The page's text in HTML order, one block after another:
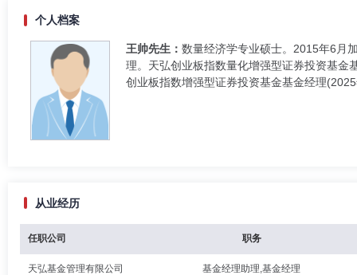
个人档案
王帅先生： 数量经济学专业硕士。2015年6月
理。天弘创业板指数量化增强型证券投资基
创业板指数增强型证券投资基金基金经理
从业经历
任职公司 职务
天弘基金管理有限公司 基金经理助理,基金经理